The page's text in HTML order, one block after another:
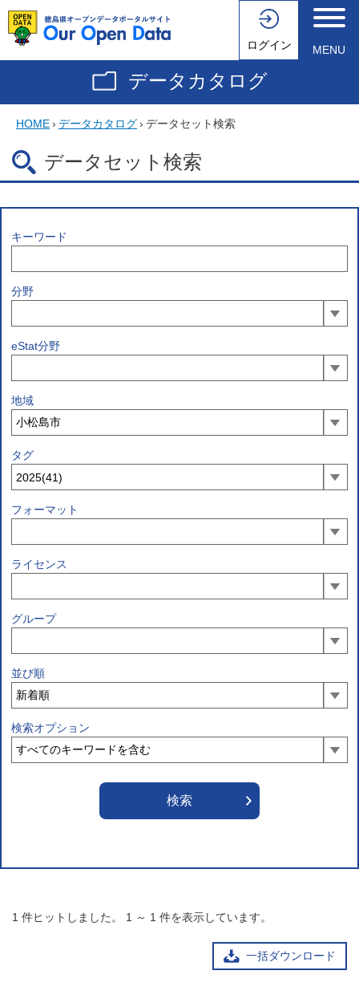
ログイン MENU
データカタログ
HOME› データカタログ› データセット検索
データセット検索
キーワード
分野
eStat分野
地域
タグ
フォーマット
ライセンス
グループ
並び順
検索オプション
1 件ヒットしました。 1 ～ 1 件を表示しています。
一括ダウンロード